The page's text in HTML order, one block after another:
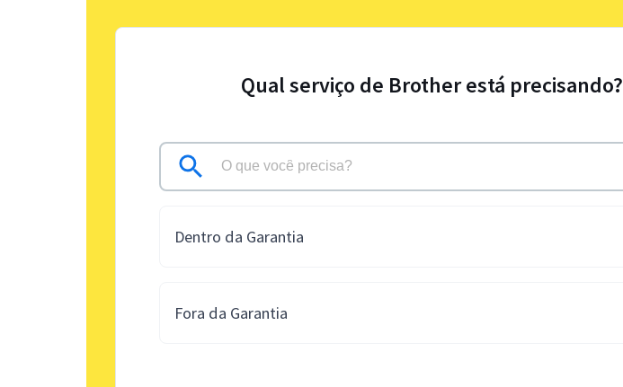
Qual serviço de Brother está precisando?
Dentro da Garantia
Fora da Garantia